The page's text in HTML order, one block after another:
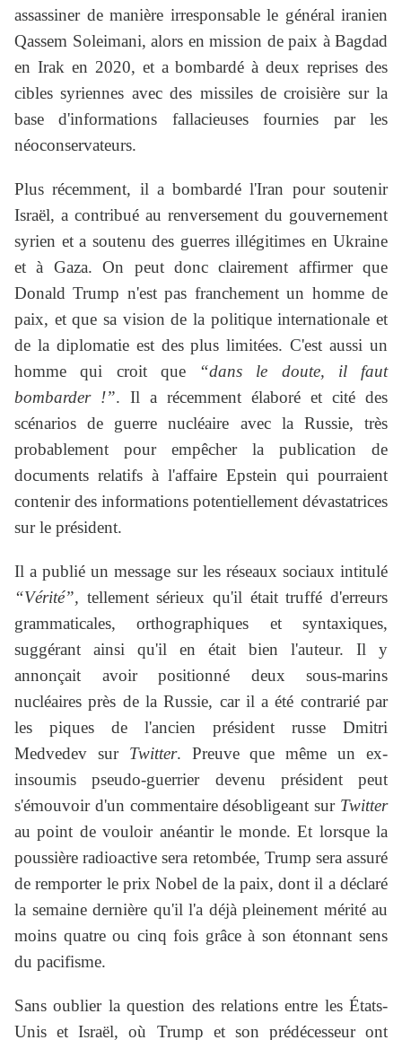
assassiner de manière irresponsable le général iranien
Qassem Soleimani, alors en mission de paix à Bagdad
en Irak en 2020, et a bombardé à deux reprises des
cibles syriennes avec des missiles de croisière sur la
base d'informations fallacieuses fournies par les
néoconservateurs.
Plus récemment, il a bombardé l'Iran pour soutenir
Israël, a contribué au renversement du gouvernement
syrien et a soutenu des guerres illégitimes en Ukraine
et à Gaza. On peut donc clairement affirmer que
Donald Trump n'est pas franchement un homme de
paix, et que sa vision de la politique internationale et
de la diplomatie est des plus limitées. C'est aussi un
homme qui croit que “dans le doute, il faut
bombarder !”. Il a récemment élaboré et cité des
scénarios de guerre nucléaire avec la Russie, très
probablement pour empêcher la publication de
documents relatifs à l'affaire Epstein qui pourraient
contenir des informations potentiellement dévastatrices
sur le président.
Il a publié un message sur les réseaux sociaux intitulé
“Vérité”, tellement sérieux qu'il était truffé d'erreurs
grammaticales, orthographiques et syntaxiques,
suggérant ainsi qu'il en était bien l'auteur. Il y
annonçait avoir positionné deux sous-marins
nucléaires près de la Russie, car il a été contrarié par
les piques de l'ancien président russe Dmitri
Medvedev sur Twitter. Preuve que même un ex-
insoumis pseudo-guerrier devenu président peut
s'émouvoir d'un commentaire désobligeant sur Twitter
au point de vouloir anéantir le monde. Et lorsque la
poussière radioactive sera retombée, Trump sera assuré
de remporter le prix Nobel de la paix, dont il a déclaré
la semaine dernière qu'il l'a déjà pleinement mérité au
moins quatre ou cinq fois grâce à son étonnant sens
du pacifisme.
Sans oublier la question des relations entre les États-
Unis et Israël, où Trump et son prédécesseur ont